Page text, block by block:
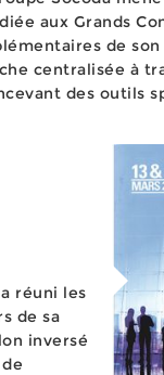
aux Grands
de
centralisée à
des outils
réuni les
de sa
inversé